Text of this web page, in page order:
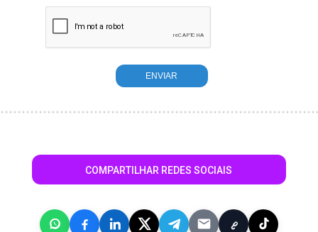
COMPARTILHAR REDES SOCIAIS